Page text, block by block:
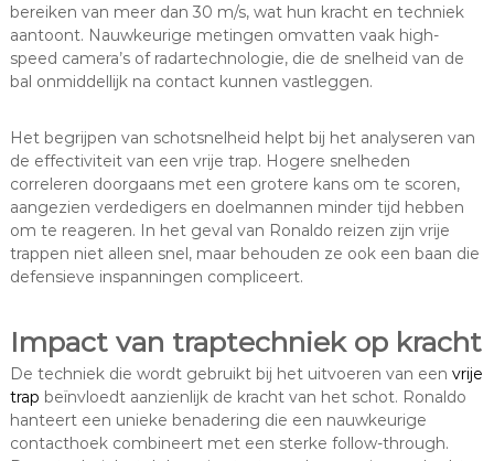
bereiken van meer dan 30 m/s, wat hun kracht en techniek
aantoont. Nauwkeurige metingen omvatten vaak high-
speed camera’s of radartechnologie, die de snelheid van de
bal onmiddellijk na contact kunnen vastleggen.
Het begrijpen van schotsnelheid helpt bij het analyseren van
de effectiviteit van een vrije trap. Hogere snelheden
correleren doorgaans met een grotere kans om te scoren,
aangezien verdedigers en doelmannen minder tijd hebben
om te reageren. In het geval van Ronaldo reizen zijn vrije
trappen niet alleen snel, maar behouden ze ook een baan die
defensieve inspanningen compliceert.
Impact van traptechniek op kracht
De techniek die wordt gebruikt bij het uitvoeren van een vrije
trap beïnvloedt aanzienlijk de kracht van het schot. Ronaldo
hanteert een unieke benadering die een nauwkeurige
contacthoek combineert met een sterke follow-through.